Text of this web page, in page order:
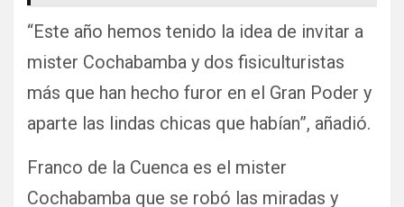
“Este año hemos tenido la idea de invitar a
mister Cochabamba y dos fisiculturistas
más que han hecho furor en el Gran Poder y
aparte las lindas chicas que habían”, añadió.
Franco de la Cuenca es el mister
Cochabamba que se robó las miradas y